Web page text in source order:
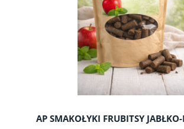
AP SMAKOŁYKI FRUBITSY